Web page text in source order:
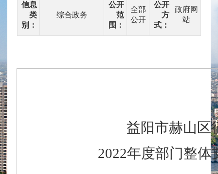
信息
类
别：
综合政务
公开
范
围：
全部
公开
公开
方
式：
政府网
站
益阳市赫山区
2022年度部门整体